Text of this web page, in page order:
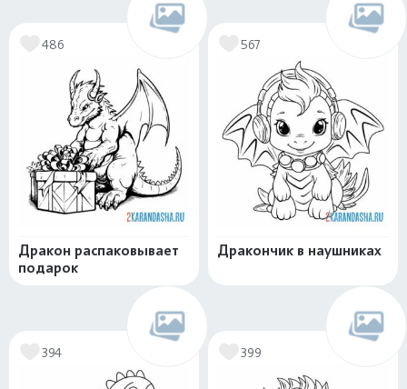
486
Дракон распаковывает
подарок
567
Дракончик в наушниках
394 399